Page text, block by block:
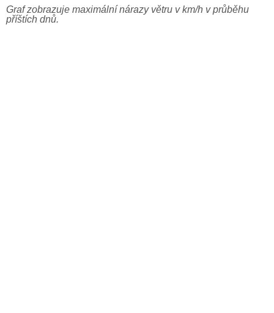
Graf zobrazuje maximální nárazy větru v km/h v průběhu
příštích dnů.